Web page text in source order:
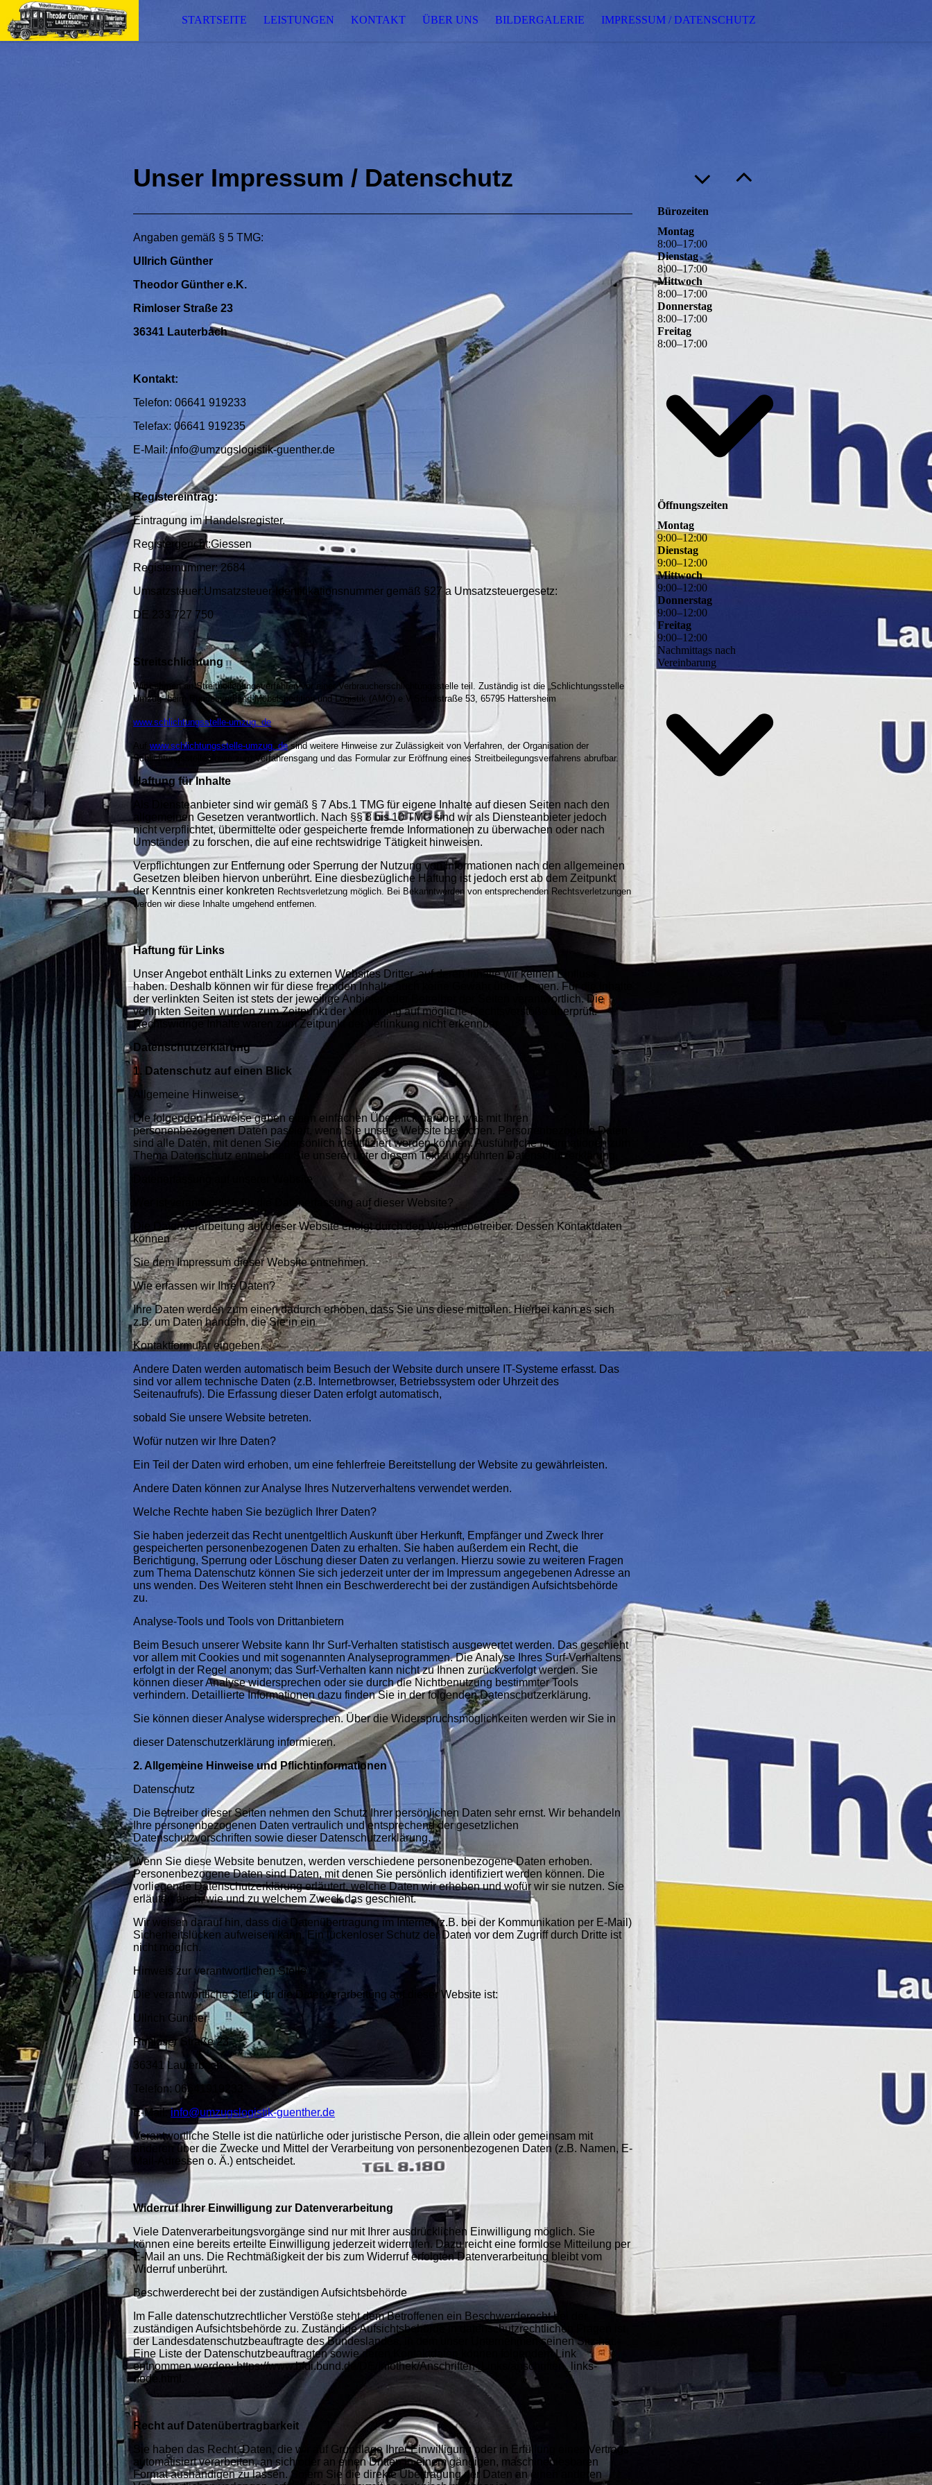
STARTSEITE LEISTUNGEN KONTAKT ÜBER UNS BILDERGALERIE IMPRESSUM / DATENSCHUTZ
Unser Impressum / Datenschutz
Angaben gemäß § 5 TMG:
Ullrich Günther
Theodor Günther e.K.
Rimloser Straße 23
36341 Lauterbach
Kontakt:
Telefon: 06641 919233
Telefax: 06641 919235
E-Mail: info@umzugslogistik-guenther.de
Registereintrag:
Eintragung im Handelsregister.
Registergericht:Giessen
Registernummer: 2684
Umsatzsteuer:Umsatzsteuer-Identifikationsnummer gemäß §27 a Umsatzsteuergesetz:
DE 233 727 750
Streitschlichtung
Wir nehmen an Streitbeilegungsverfahren vor einer Verbraucherschlichtungsstelle teil. Zuständig ist die „Schlichtungsstelle
Umzug“ beim Bundesverband Möbelspedition und Logistik (AMÖ) e.V.Schulstraße 53, 65795 Hattersheim
www.schlichtungsstelle-umzug. de
Auf www.schlichtungsstelle-umzug. desind weitere Hinweise zur Zulässigkeit von Verfahren, der Organisation der
Schlichtungsstelle sowie zum Verfahrensgang und das Formular zur Eröffnung eines Streitbeilegungsverfahrens abrufbar.
Haftung für Inhalte
Als Diensteanbieter sind wir gemäß § 7 Abs.1 TMG für eigene Inhalte auf diesen Seiten nach den
allgemeinen Gesetzen verantwortlich. Nach §§ 8 bis 10 TMG sind wir als Diensteanbieter jedoch
nicht verpflichtet, übermittelte oder gespeicherte fremde Informationen zu überwachen oder nach
Umständen zu forschen, die auf eine rechtswidrige Tätigkeit hinweisen.
Verpflichtungen zur Entfernung oder Sperrung der Nutzung von Informationen nach den allgemeinen
Gesetzen bleiben hiervon unberührt. Eine diesbezügliche Haftung ist jedoch erst ab dem Zeitpunkt
der Kenntnis einer konkreten Rechtsverletzung möglich. Bei Bekanntwerden von entsprechenden Rechtsverletzungen
werden wir diese Inhalte umgehend entfernen.
Haftung für Links
Unser Angebot enthält Links zu externen Websites Dritter, auf deren Inhalte wir keinen Einfluss
haben. Deshalb können wir für diese fremden Inhalte auch keine Gewähr übernehmen. Für die Inhalte
der verlinkten Seiten ist stets der jeweilige Anbieter oder Betreiber der Seiten verantwortlich. Die
verlinkten Seiten wurden zum Zeitpunkt der Verlinkung auf mögliche Rechtsverstöße überprüft.
Rechtswidrige Inhalte waren zum Zeitpunkt der Verlinkung nicht erkennbar.
Datenschutzerklärung
1. Datenschutz auf einen Blick
Allgemeine Hinweise
Die folgenden Hinweise geben einen einfachen Überblick darüber, was mit Ihren
personenbezogenen Daten passiert, wenn Sie unsere Website besuchen. Personenbezogene Daten
sind alle Daten, mit denen Sie persönlich identifiziert werden können. Ausführliche Informationen zum
Thema Datenschutz entnehmen Sie unserer unter diesem Text aufgeführten Datenschutzerklärung.
Datenerfassung auf unserer Website
Wer ist verantwortlich für die Datenerfassung auf dieser Website?
Die Datenverarbeitung auf dieser Website erfolgt durch den Websitebetreiber. Dessen Kontaktdaten
können
Sie dem Impressum dieser Website entnehmen.
Wie erfassen wir Ihre Daten?
Ihre Daten werden zum einen dadurch erhoben, dass Sie uns diese mitteilen. Hierbei kann es sich
z.B. um Daten handeln, die Sie in ein
Kontaktformular eingeben.
Andere Daten werden automatisch beim Besuch der Website durch unsere IT-Systeme erfasst. Das
sind vor allem technische Daten (z.B. Internetbrowser, Betriebssystem oder Uhrzeit des
Seitenaufrufs). Die Erfassung dieser Daten erfolgt automatisch,
sobald Sie unsere Website betreten.
Wofür nutzen wir Ihre Daten?
Ein Teil der Daten wird erhoben, um eine fehlerfreie Bereitstellung der Website zu gewährleisten.
Andere Daten können zur Analyse Ihres Nutzerverhaltens verwendet werden.
Welche Rechte haben Sie bezüglich Ihrer Daten?
Sie haben jederzeit das Recht unentgeltlich Auskunft über Herkunft, Empfänger und Zweck Ihrer
gespeicherten personenbezogenen Daten zu erhalten. Sie haben außerdem ein Recht, die
Berichtigung, Sperrung oder Löschung dieser Daten zu verlangen. Hierzu sowie zu weiteren Fragen
zum Thema Datenschutz können Sie sich jederzeit unter der im Impressum angegebenen Adresse an
uns wenden. Des Weiteren steht Ihnen ein Beschwerderecht bei der zuständigen Aufsichtsbehörde
zu.
Analyse-Tools und Tools von Drittanbietern
Beim Besuch unserer Website kann Ihr Surf-Verhalten statistisch ausgewertet werden. Das geschieht
vor allem mit Cookies und mit sogenannten Analyseprogrammen. Die Analyse Ihres Surf-Verhaltens
erfolgt in der Regel anonym; das Surf-Verhalten kann nicht zu Ihnen zurückverfolgt werden. Sie
können dieser Analyse widersprechen oder sie durch die Nichtbenutzung bestimmter Tools
verhindern. Detaillierte Informationen dazu finden Sie in der folgenden Datenschutzerklärung.
Sie können dieser Analyse widersprechen. Über die Widerspruchsmöglichkeiten werden wir Sie in
dieser Datenschutzerklärung informieren.
2. Allgemeine Hinweise und Pflichtinformationen
Datenschutz
Die Betreiber dieser Seiten nehmen den Schutz Ihrer persönlichen Daten sehr ernst. Wir behandeln
Ihre personenbezogenen Daten vertraulich und entsprechend der gesetzlichen
Datenschutzvorschriften sowie dieser Datenschutzerklärung.
Wenn Sie diese Website benutzen, werden verschiedene personenbezogene Daten erhoben.
Personenbezogene Daten sind Daten, mit denen Sie persönlich identifiziert werden können. Die
vorliegende Datenschutzerklärung erläutert, welche Daten wir erheben und wofür wir sie nutzen. Sie
erläutert auch, wie und zu welchem Zweck das geschieht.
Wir weisen darauf hin, dass die Datenübertragung im Internet (z.B. bei der Kommunikation per E-Mail)
Sicherheitslücken aufweisen kann. Ein lückenloser Schutz der Daten vor dem Zugriff durch Dritte ist
nicht möglich.
Hinweis zur verantwortlichen Stelle
Die verantwortliche Stelle für die Datenverarbeitung auf dieser Website ist:
Ullrich Günther
Rimloser Straße 23
36341 Lauterbach
Telefon: 06641919233
E-Mail:info@umzugslogistik-guenther.de
Verantwortliche Stelle ist die natürliche oder juristische Person, die allein oder gemeinsam mit
anderen über die Zwecke und Mittel der Verarbeitung von personenbezogenen Daten (z.B. Namen, E-
Mail-Adressen o. Ä.) entscheidet.
Widerruf Ihrer Einwilligung zur Datenverarbeitung
Viele Datenverarbeitungsvorgänge sind nur mit Ihrer ausdrücklichen Einwilligung möglich. Sie
können eine bereits erteilte Einwilligung jederzeit widerrufen. Dazu reicht eine formlose Mitteilung per
E-Mail an uns. Die Rechtmäßigkeit der bis zum Widerruf erfolgten Datenverarbeitung bleibt vom
Widerruf unberührt.
Beschwerderecht bei der zuständigen Aufsichtsbehörde
Im Falle datenschutzrechtlicher Verstöße steht dem Betroffenen ein Beschwerderecht bei der
zuständigen Aufsichtsbehörde zu. Zuständige Aufsichtsbehörde in datenschutzrechtlichen Fragen ist
der Landesdatenschutzbeauftragte des Bundeslandes, in dem unser Unternehmen seinen Sitz hat.
Eine Liste der Datenschutzbeauftragten sowie deren Kontaktdaten können folgendem Link
entnommen werden: https://www.bfdi.bund.de/DE/Infothek/Anschriften_Links/anschriften_links-
node.html.
Recht auf Datenübertragbarkeit
Sie haben das Recht, Daten, die wir auf Grundlage Ihrer Einwilligung oder in Erfüllung eines Vertrags
automatisiert verarbeiten, an sich oder an einen Dritten in einem gängigen, maschinenlesbaren
Format aushändigen zu lassen. Sofern Sie die direkte Übertragung der Daten an einen anderen
Bürozeiten
Montag
8:00–17:00
Dienstag
8:00–17:00
Mittwoch
8:00–17:00
Donnerstag
8:00–17:00
Freitag
8:00–17:00
Öffnungszeiten
Montag
9:00–12:00
Dienstag
9:00–12:00
Mittwoch
9:00–12:00
Donnerstag
9:00–12:00
Freitag
9:00–12:00
Nachmittags nach
Vereinbarung